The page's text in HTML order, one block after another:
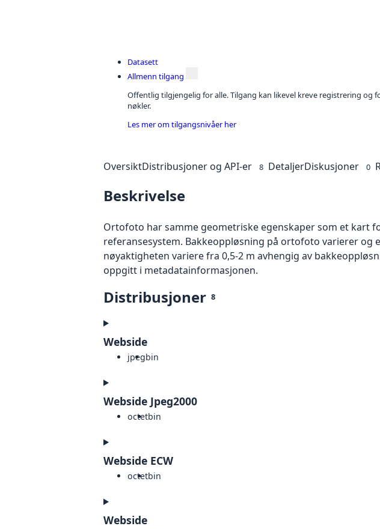
Datasett
Allmenn tilgang
Offentlig tilgjengelig for alle. Tilgang kan likevel kreve registrering og
nøkler.
Les mer om tilgangsnivåer her
OversiktDistribusjoner og API-er 8 DetaljerDiskusjoner 0
Beskrivelse
Ortofoto har samme geometriske egenskaper som et kart
referansesystem. Bakkeoppløsning på ortofoto varierer
nøyaktigheten variere fra 0,5-2 m avhengig av
oppgitt i metadatainformasjonen.
Distribusjoner 8
Webside
jpegbin
Webside Jpeg2000
octetbin
Webside ECW
octetbin
Webside